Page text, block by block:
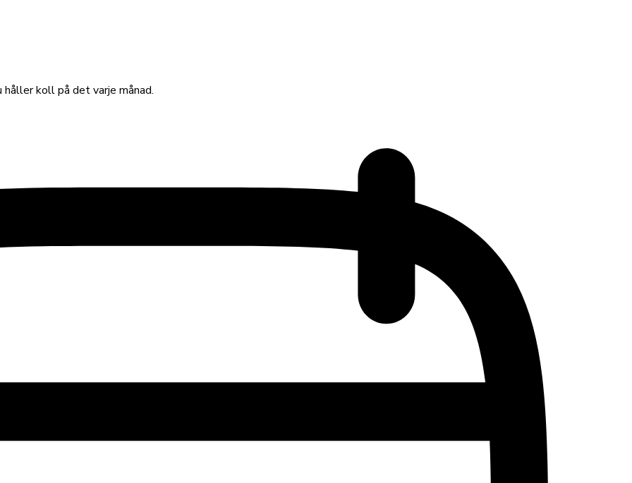
koll på det varje månad.